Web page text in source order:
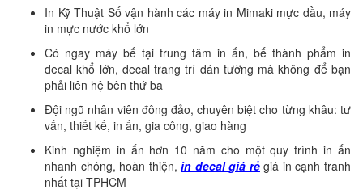
In Kỹ Thuật Số vận hành các máy in Mimaki mực dầu, máy
in mực nước khổ lớn
Có ngay máy bế tại trung tâm in ấn, bế thành phẩm in
decal khổ lớn, decal trang trí dán tường mà không để bạn
phải liên hệ bên thứ ba
Đội ngũ nhân viên đông đảo, chuyên biệt cho từng khâu: tư
vấn, thiết kế, in ấn, gia công, giao hàng
Kinh nghiệm in ấn hơn 10 năm cho một quy trình in ấn
nhanh chóng, hoàn thiện,in decal giá rẻgiá in cạnh tranh
nhất tại TPHCM